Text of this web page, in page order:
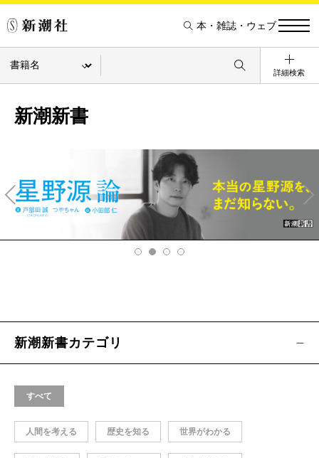
本・雑誌・ウェブ
詳細検索
新潮新書
v
Ne
xt
新潮新書カテゴリ
すべて
人間を考える 歴史を知る 世界がわかる